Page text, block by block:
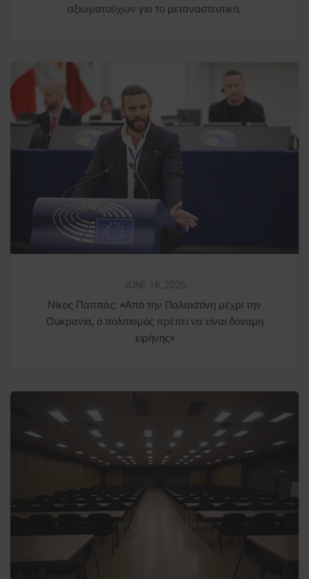
αξιωματούχων για το μεταναστευτικό;
JUNE 18, 2026
Νίκος Παππάς: «Από την Παλαιστίνη μέχρι την
Ουκρανία, ο πολιτισμός πρέπει να είναι δύναμη
ειρήνης»